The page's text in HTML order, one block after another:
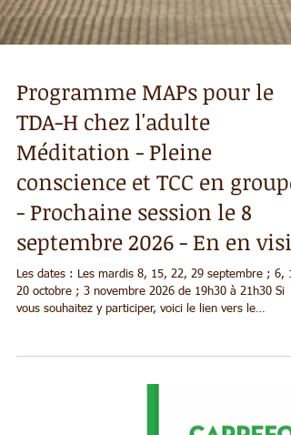
Programme MAPs pour le
TDA-H chez l'adulte
Méditation - Pleine
conscience et TCC en groupe
- Prochaine session le 8
septembre 2026 - En en visio
vous souhaitez y participer, voici le lien vers le